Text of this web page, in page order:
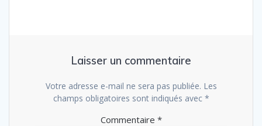
Laisser un commentaire
Votre adresse e-mail ne sera pas publiée. Les
champs obligatoires sont indiqués avec *
Commentaire *